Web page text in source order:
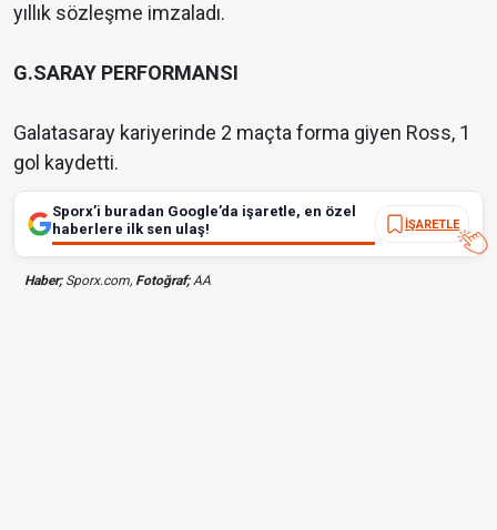
yıllık sözleşme imzaladı.
G.SARAY PERFORMANSI
Galatasaray kariyerinde 2 maçta forma giyen Ross, 1
gol kaydetti.
Sporx’i buradan Google’da işaretle, en özel
haberlere ilk sen ulaş!
İŞARETLE
Haber;Sporx.com, Fotoğraf;AA